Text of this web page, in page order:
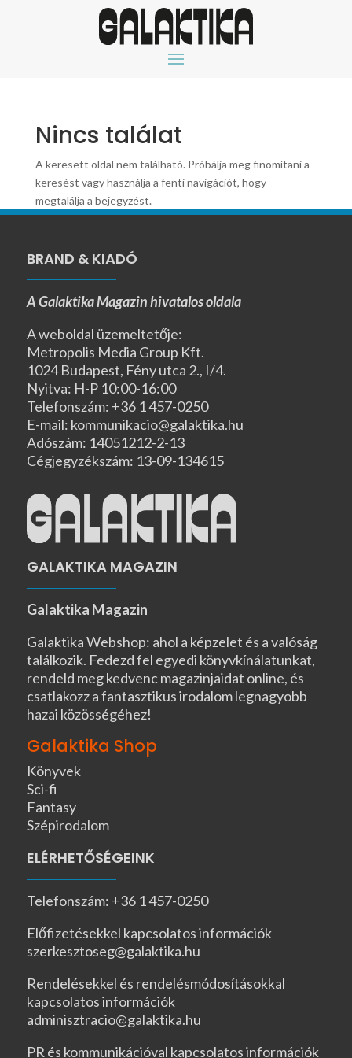
Nincs találat
A keresett oldal nem található. Próbálja meg finomítani a
keresést vagy használja a fenti navigációt, hogy
megtalálja a bejegyzést.
BRAND & KIADÓ
A Galaktika Magazin hivatalos oldala
A weboldal üzemeltetője:
Metropolis Media Group Kft.
1024 Budapest, Fény utca 2., I/4.
Nyitva: H-P 10:00-16:00
Telefonszám: +36 1 457-0250
E-mail: kommunikacio@galaktika.hu
Adószám: 14051212-2-13
Cégjegyzékszám: 13-09-134615
GALAKTIKA MAGAZIN
Galaktika Magazin
Galaktika Webshop: ahol a képzelet és a valóság
találkozik. Fedezd fel egyedi könyvkínálatunkat,
rendeld meg kedvenc magazinjaidat online, és
csatlakozz a fantasztikus irodalom legnagyobb
hazai közösségéhez!
Galaktika Shop
Könyvek
Sci-fi
Fantasy
Szépirodalom
ELÉRHETŐSÉGEINK
Telefonszám: +36 1 457-0250
Előfizetésekkel kapcsolatos információk
szerkesztoseg@galaktika.hu
Rendelésekkel és rendelésmódosításokkal
kapcsolatos információk
adminisztracio@galaktika.hu
PR és kommunikációval kapcsolatos információk